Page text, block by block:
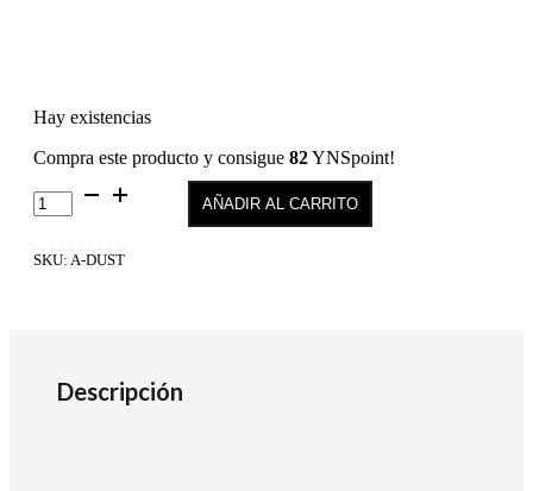
Hay existencias
Compra este producto y consigue 82YNSpoint!
ASPIRADOR
DUSTER
cantidad
AÑADIR AL CARRITO
SKU: A-DUST
Descripción